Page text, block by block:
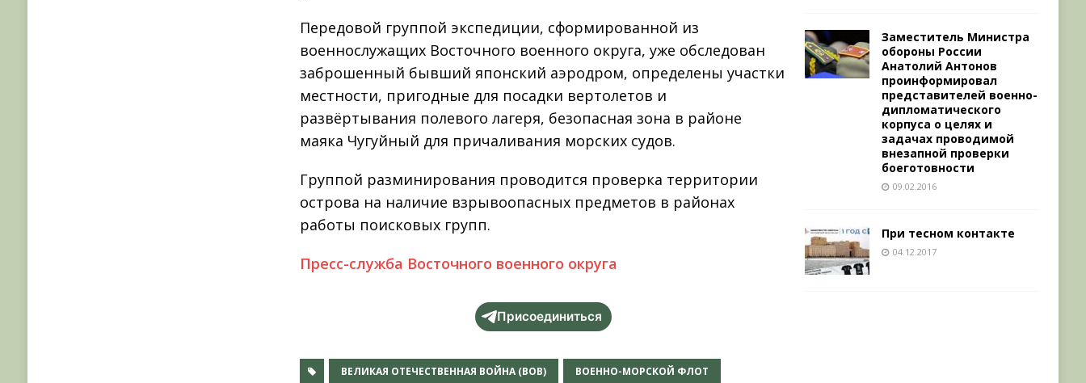
Передовой группой экспедиции, сформированной из
военнослужащих Восточного военного округа, уже обследован
заброшенный бывший японский аэродром, определены участки
местности, пригодные для посадки вертолетов и
развёртывания полевого лагеря, безопасная зона в районе
маяка Чугуйный для причаливания морских судов.
Группой разминирования проводится проверка территории
острова на наличие взрывоопасных предметов в районах
работы поисковых групп.
Пресс-служба Восточного военного округа
Присоединиться
ВЕЛИКАЯ ОТЕЧЕСТВЕННАЯ ВОЙНА (ВОВ) ВОЕННО-МОРСКОЙ ФЛОТ
Заместитель Министра
обороны России
Анатолий Антонов
проинформировал
представителей военно-
дипломатического
корпуса о целях и
задачах проводимой
внезапной проверки
боеготовности
09.02.2016
При тесном контакте
04.12.2017